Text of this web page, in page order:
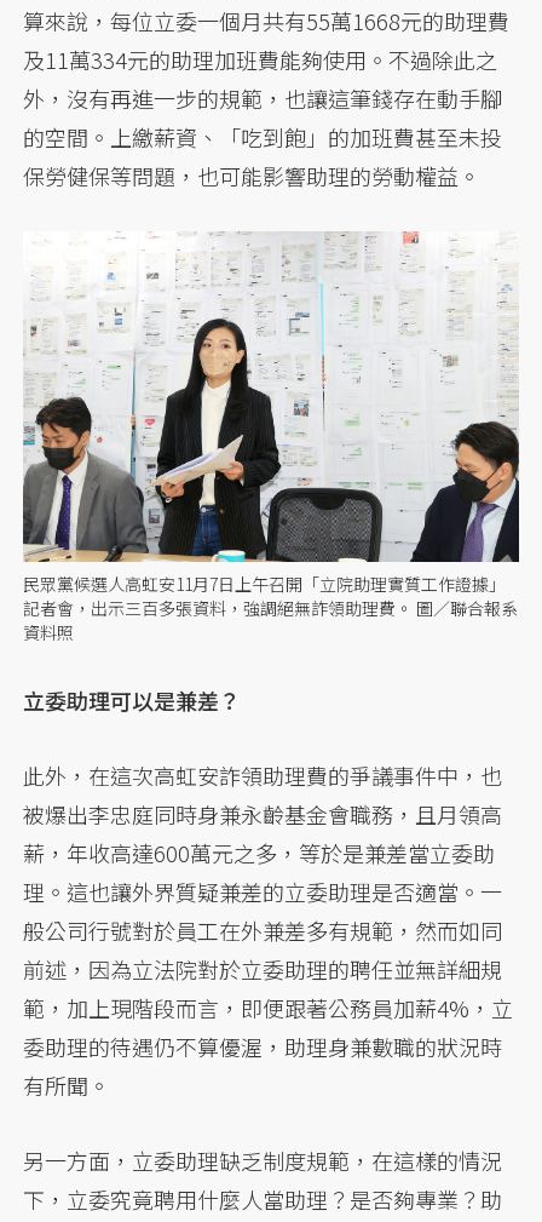
算來說，每位立委一個月共有55萬1668元的助理費
及11萬334元的助理加班費能夠使用。不過除此之
外，沒有再進一步的規範，也讓這筆錢存在動手腳
的空間。上繳薪資、「吃到飽」的加班費甚至未投
保勞健保等問題，也可能影響助理的勞動權益。
民眾黨候選人高虹安11月7日上午召開「立院助理實質工作證據」
記者會，出示三百多張資料，強調絕無詐領助理費。 圖／聯合報系
資料照
立委助理可以是兼差？
此外，在這次高虹安詐領助理費的爭議事件中，也
被爆出李忠庭同時身兼永齡基金會職務，且月領高
薪，年收高達600萬元之多，等於是兼差當立委助
理。這也讓外界質疑兼差的立委助理是否適當。一
般公司行號對於員工在外兼差多有規範，然而如同
前述，因為立法院對於立委助理的聘任並無詳細規
範，加上現階段而言，即便跟著公務員加薪4%，立
委助理的待遇仍不算優渥，助理身兼數職的狀況時
有所聞。
另一方面，立委助理缺乏制度規範，在這樣的情況
下，立委究竟聘用什麼人當助理？是否夠專業？助